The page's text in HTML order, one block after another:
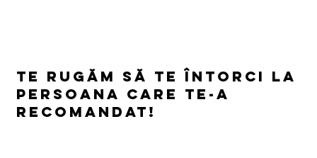
Te rugăm să te întorci la
persoana care te-a
recomandat!